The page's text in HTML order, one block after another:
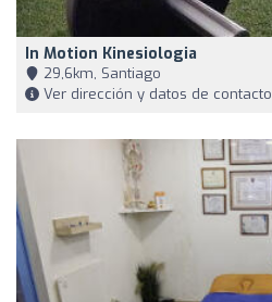
In Motion Kinesiologia
29,6km, Santiago
Ver dirección y datos de contacto